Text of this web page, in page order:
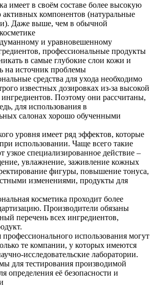
имеет в своём составе более высокую
компонентов (натуральные
Даже выше, чем в обычной
и уравновешенному
профессиональные продукты
в самые глубокие слои кожи и
на источник проблемы
средства для ухода необходимо
известных дозировках из-за высокой
Поэтому они рассчитаны,
для использования в
салонах хорошо обученными
уровня имеет ряд эффектов, которые
использовании. Чаще всего такие
узкое специализированное действие –
увлажнение, заживление кожных
фигуры, повышение тонуса,
изменениями, продукты для
косметика проходит более
Производители обязаны
перечень всех ингредиентов,
использования могут
те компании, у которых имеются
исследовательские лаборатории.
для тестирования производимой
определения её безопасности и